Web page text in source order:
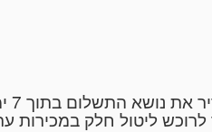
ליטול חלק במכירות